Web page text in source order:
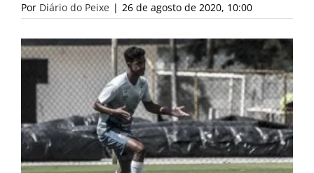
Por Diário do Peixe | 26 de agosto de 2020, 10:00